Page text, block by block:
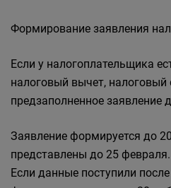
Формирование заявления
Если у налогоплательщика
налоговый вычет, налоговый
предзаполненное заявление
Заявление формируется до
представлены до 25 февраля.
Если данные поступили